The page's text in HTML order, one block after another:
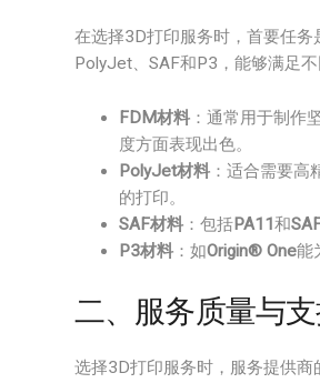
在选择3D打印服务时，首要任务
PolyJet、SAF和P3，能够满足不
FDM材料 ：通常用于制作
度方面表现出色。
PolyJet材料 ：适合需要高
的打印。
SAF材料 ：包括PA11和
P3材料 ：如Origin® One能
二、服务质量与
选择3D打印服务时，服务提供商